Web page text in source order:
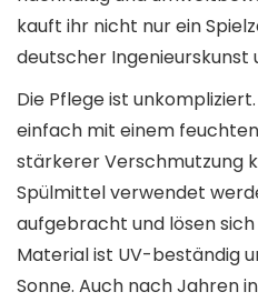
kauft ihr nicht nur ein
deutscher Ingenieurskunst
Die Pflege ist
einfach mit einem
stärkerer Verschmutzung
Spülmittel verwendet
aufgebracht und lösen
Material ist UV-beständig
Sonne. Auch nach Jahren